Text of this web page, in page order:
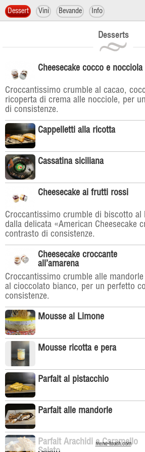
Dessert Vini Bevande Info
Desserts
Cheesecake cocco e nocciola
Croccantissimo crumble al cacao,
ricoperta di crema alle nocciole, per
di consistenze.
Cappelletti alla ricotta
Cassatina siciliana
Cheesecake ai frutti rossi
Croccantissimo crumble di biscotto al
dalla delicata «American Cheesecake
contrasto di consistenze.
Cheesecake croccante
all’amarena
Croccantissimo crumble alle
al cioccolato bianco, per un perfetto
consistenze.
Mousse al Limone
Mousse ricotta e pera
Parfait al pistacchio
Parfait alle mandorle
Parfait Arachidi e Caramello
menu-touch.com